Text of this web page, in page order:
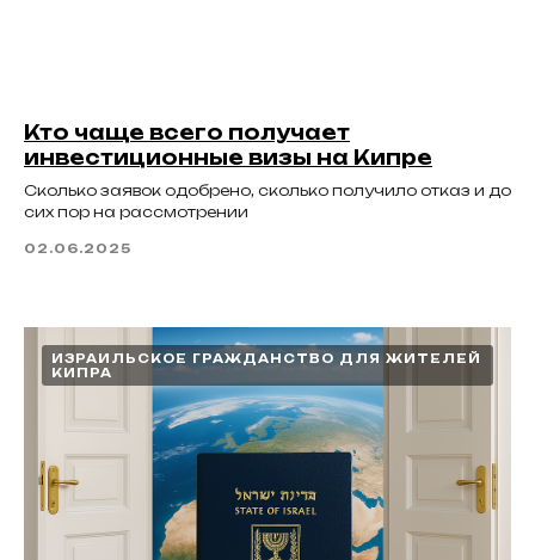
Кто чаще всего получает
инвестиционные визы на Кипре
Сколько заявок одобрено, сколько получило отказ и до
сих пор на рассмотрении
02.06.2025
ИЗРАИЛЬСКОЕ ГРАЖДАНСТВО ДЛЯ ЖИТЕЛЕЙ
КИПРА